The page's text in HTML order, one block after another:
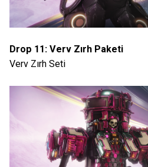
Drop 11: Verv Zırh Paketi
Verv Zırh Seti